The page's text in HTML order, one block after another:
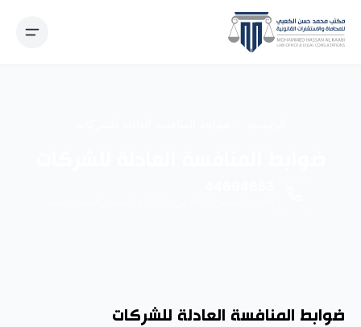
انتقل إلى المحتوى
ضوابط المنافسة العادلة للشركات